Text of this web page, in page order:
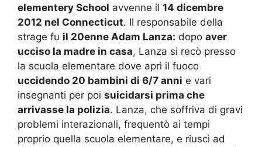
elementery School avvenne il 14 dicembre
2012 nel Connecticut. Il responsabile della
strage fu il 20enne Adam Lanza: dopo aver
ucciso la madre in casa, Lanza si recò presso
la scuola elementare dove aprì il fuoco
uccidendo 20 bambini di 6/7 anni e vari
insegnanti per poi suicidarsi prima che
arrivasse la polizia. Lanza, che soffriva di gravi
problemi interazionali, frequentò ai tempi
proprio quella scuola elementare, e riuscì ad